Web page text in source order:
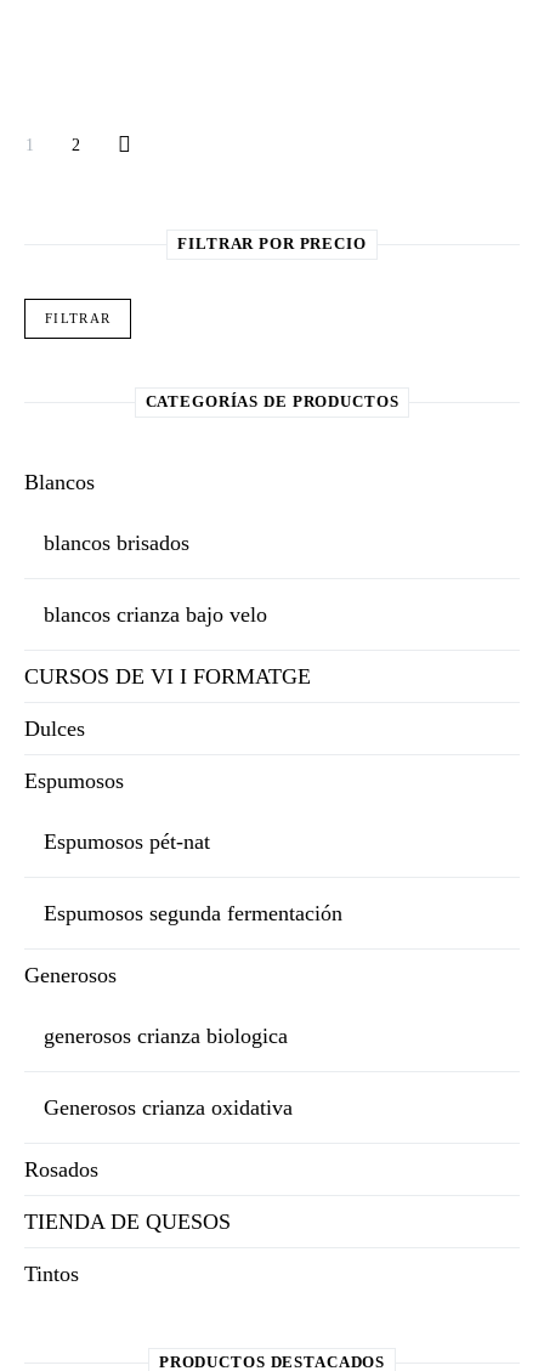
1 2
FILTRAR POR PRECIO
FILTRAR
CATEGORÍAS DE PRODUCTOS
Blancos
blancos brisados
blancos crianza bajo velo
CURSOS DE VI I FORMATGE
Dulces
Espumosos
Espumosos pét-nat
Espumosos segunda fermentación
Generosos
generosos crianza biologica
Generosos crianza oxidativa
Rosados
TIENDA DE QUESOS
Tintos
PRODUCTOS DESTACADOS